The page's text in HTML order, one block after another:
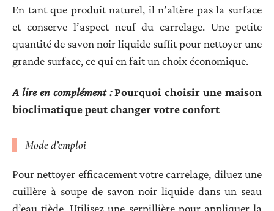
En tant que produit naturel, il n’altère pas la surface
et conserve l’aspect neuf du carrelage. Une petite
quantité de savon noir liquide suffit pour nettoyer une
grande surface, ce qui en fait un choix économique.
A lire en complément : Pourquoi choisir une maison
bioclimatique peut changer votre confort
Mode d’emploi
Pour nettoyer efficacement votre carrelage, diluez une
cuillère à soupe de savon noir liquide dans un seau